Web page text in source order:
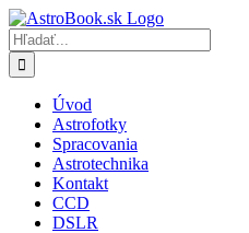
Skip
to
content
Hľadať:
Úvod
Astrofotky
Spracovania
Astrotechnika
Kontakt
CCD
DSLR